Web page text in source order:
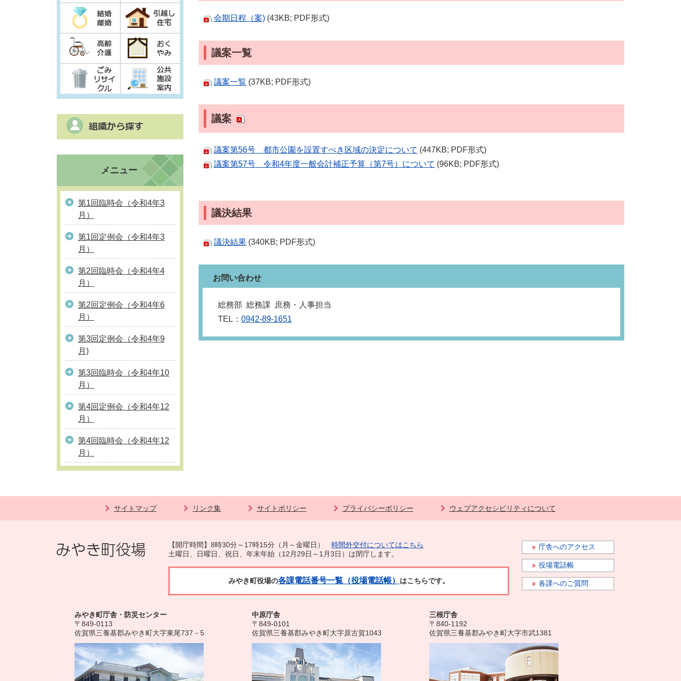
メニュー
第1回臨時会（令和4年3
月）
第1回定例会（令和4年3
月）
第2回臨時会（令和4年4
月）
第2回定例会（令和4年6
月）
第3回定例会（令和4年9
月)
第3回臨時会（令和4年10
月）
第4回定例会（令和4年12
月）
第4回臨時会（令和4年12
月）
会期日程（案) (43KB; PDF形式)
議案一覧
議案一覧 (37KB; PDF形式)
議案
議案第56号 都市公園を設置すべき区域の決定について (447KB; PDF形式)
議案第57号 令和4年度一般会計補正予算（第7号）について (96KB; PDF形式)
議決結果
議決結果 (340KB; PDF形式)
お問い合わせ
総務部 総務課 庶務・人事担当
TEL： 0942-89-1651
サイトマップ リンク集 サイトポリシー プライバシーポリシー ウェブアクセシビリティについて
【開庁時間】8時30分～17時15分（月～金曜日） 時間外交付についてはこちら
土曜日、日曜日、祝日、年末年始（12月29日～1月3日）は閉庁します。
みやき町役場の各課電話番号一覧（役場電話帳） はこちらです。
庁舎へのアクセス
役場電話帳
各課へのご質問
みやき町庁舎・防災センター
〒849-0113
佐賀県三養基郡みやき町大字東尾737－5
中原庁舎
〒849-0101
佐賀県三養基郡みやき町大字原古賀1043
三根庁舎
〒840-1192
佐賀県三養基郡みやき町大字市武1381